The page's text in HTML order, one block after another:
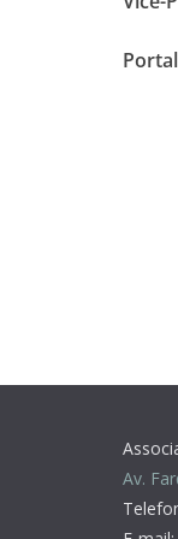
Av.